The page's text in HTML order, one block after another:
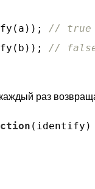
// true
//
раз
( identify )